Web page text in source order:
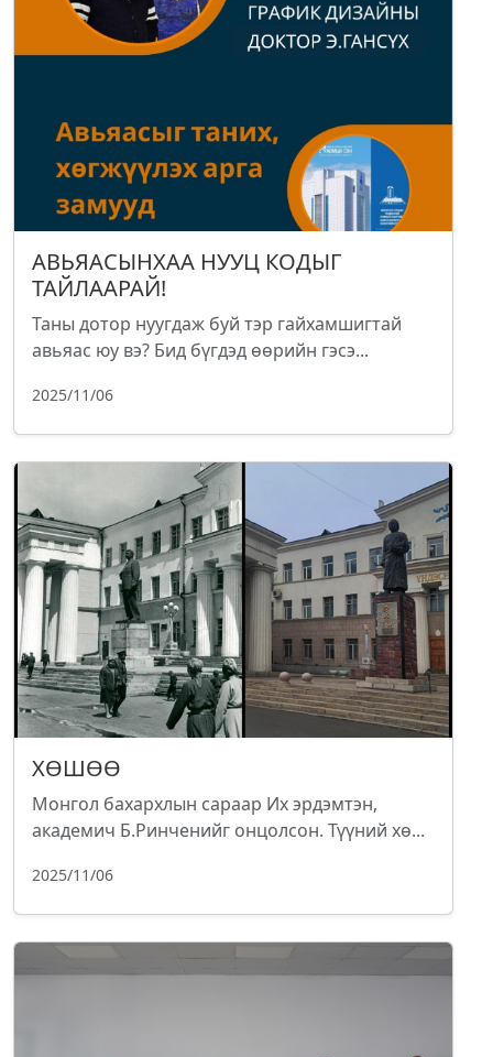
АВЬЯАСЫНХАА НУУЦ КОДЫГ
ТАЙЛААРАЙ!
Таны дотор нуугдаж буй тэр гайхамшигтай
авьяас юу вэ? Бид бүгдэд өөрийн гэсэ...
2025/11/06
ХӨШӨӨ
Монгол бахархлын сараар Их эрдэмтэн,
академич Б.Ринченийг онцолсон. Түүний хө...
2025/11/06